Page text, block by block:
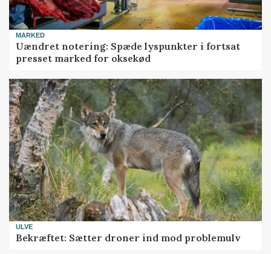
MARKED
Uændret notering: Spæde lyspunkter i fortsat
presset marked for oksekød
ULVE
Bekræftet: Sætter droner ind mod problemulv